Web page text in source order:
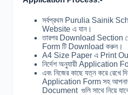
সর্বপ্রথম Purulia Sainik
Website এ যান।
তারপর Download Section
Form টি Download করুন।
A4 Size Paper এ Print Out
নির্দেশ অনুযায়ী Application
এবং নিজের কাছে যত্ন করে রেখে
Application Form সহ আপনার
Document গুলি সাথে নিয়ে